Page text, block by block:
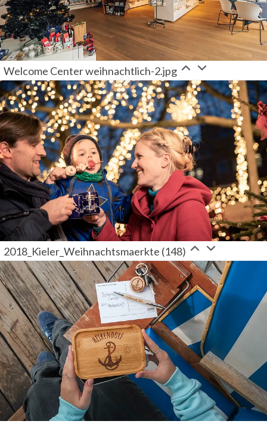
Welcome Center weihnachtlich-2.jpg
2018_Kieler_Weihnachtsmaerkte (148)